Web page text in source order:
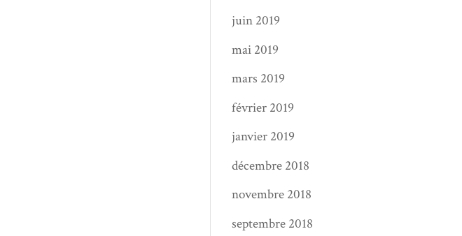
juin 2019
mai 2019
mars 2019
février 2019
janvier 2019
décembre 2018
novembre 2018
septembre 2018